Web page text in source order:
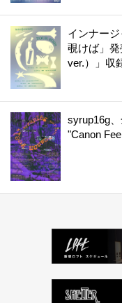
インナー
覗けば」
ver.）」収
syrup16g
"Canon